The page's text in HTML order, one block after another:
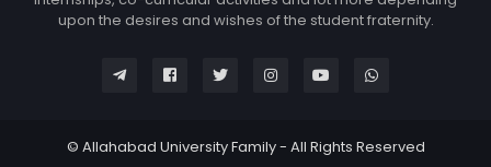
upon the desires and wishes of the student fraternity.
© Allahabad University Family - All Rights Reserved